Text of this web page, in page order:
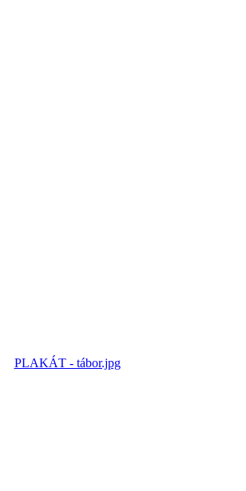
PLAKÁT - tábor.jpg